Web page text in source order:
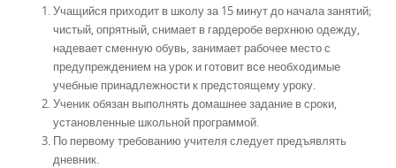
Учащийся приходит в школу за 15 минут до начала занятий;
чистый, опрятный, снимает в гардеробе верхнюю одежду,
надевает сменную обувь, занимает рабочее место с
предупреждением на урок и готовит все необходимые
учебные принадлежности к предстоящему уроку.
Ученик обязан выполнять домашнее задание в сроки,
установленные школьной программой.
По первому требованию учителя следует предъявлять
дневник.